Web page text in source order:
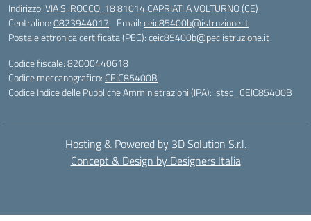
Indirizzo:VIA S. ROCCO, 18 81014 CAPRIATI A VOLTURNO (CE)
Centralino:0823944017 Email:ceic85400b@istruzione.it
Posta elettronica certificata (PEC):ceic85400b@pec.istruzione.it
Codice fiscale: 82000440618
Codice meccanografico: CEIC85400B
Codice Indice delle Pubbliche Amministrazioni (IPA): istsc_CEIC85400B
Hosting & Powered by 3D Solution S.r.l.
Concept & Design by Designers Italia